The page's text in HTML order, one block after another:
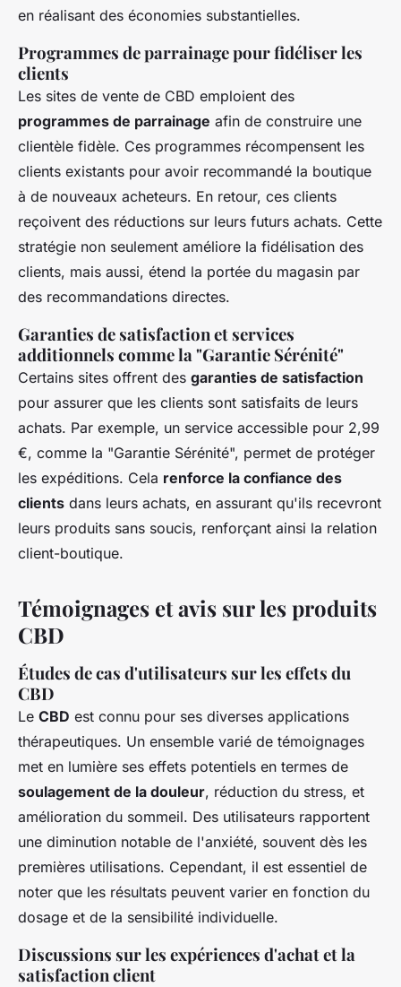
en réalisant des économies substantielles.
Programmes de parrainage pour fidéliser les
clients
Les sites de vente de CBD emploient des
programmes de parrainage afin de construire une
clientèle fidèle. Ces programmes récompensent les
clients existants pour avoir recommandé la boutique
à de nouveaux acheteurs. En retour, ces clients
reçoivent des réductions sur leurs futurs achats. Cette
stratégie non seulement améliore la fidélisation des
clients, mais aussi, étend la portée du magasin par
des recommandations directes.
Garanties de satisfaction et services
additionnels comme la "Garantie Sérénité"
Certains sites offrent des garanties de satisfaction
pour assurer que les clients sont satisfaits de leurs
achats. Par exemple, un service accessible pour 2,99
€, comme la "Garantie Sérénité", permet de protéger
les expéditions. Cela renforce la confiance des
clients dans leurs achats, en assurant qu'ils recevront
leurs produits sans soucis, renforçant ainsi la relation
client-boutique.
Témoignages et avis sur les produits
CBD
Études de cas d'utilisateurs sur les effets du
CBD
Le CBD est connu pour ses diverses applications
thérapeutiques. Un ensemble varié de témoignages
met en lumière ses effets potentiels en termes de
soulagement de la douleur, réduction du stress, et
amélioration du sommeil. Des utilisateurs rapportent
une diminution notable de l'anxiété, souvent dès les
premières utilisations. Cependant, il est essentiel de
noter que les résultats peuvent varier en fonction du
dosage et de la sensibilité individuelle.
Discussions sur les expériences d'achat et la
satisfaction client